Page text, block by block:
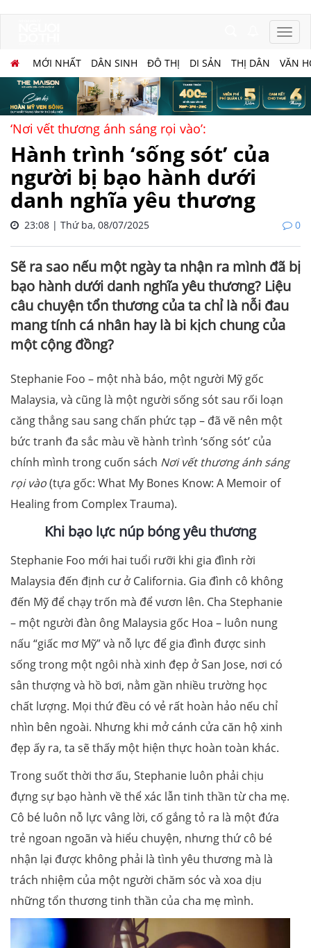
MỚI NHẤT DÂN SINH ĐÔ THỊ DI SẢN THỊ DÂN VĂN
‘Nơi vết thương ánh sáng rọi vào’:
Hành trình ‘sống sót’ của
người bị bạo hành dưới
danh nghĩa yêu thương
23:08 | Thứ ba, 08/07/2025 0
Sẽ ra sao nếu một ngày ta nhận ra mình đã bị
bạo hành dưới danh nghĩa yêu thương? Liệu
câu chuyện tổn thương của ta chỉ là nỗi đau
mang tính cá nhân hay là bi kịch chung của
một cộng đồng?
Stephanie Foo – một nhà báo, một người Mỹ gốc
Malaysia, và cũng là một người sống sót sau rối loạn
căng thẳng sau sang chấn phức tạp – đã vẽ nên một
bức tranh đa sắc màu về hành trình ‘sống sót’ của
chính mình trong cuốn sách Nơi vết thương ánh sáng
rọi vào(tựa gốc: What My Bones Know: A Memoir of
Healing from Complex Trauma).
Khi bạo lực núp bóng yêu thương
Stephanie Foo mới hai tuổi rưỡi khi gia đình rời
Malaysia đến định cư ở California. Gia đình cô không
đến Mỹ để chạy trốn mà để vươn lên. Cha Stephanie
– một người đàn ông Malaysia gốc Hoa – luôn nung
nấu “giấc mơ Mỹ” và nỗ lực để gia đình được sinh
sống trong một ngôi nhà xinh đẹp ở San Jose, nơi có
sân thượng và hồ bơi, nằm gần nhiều trường học
chất lượng. Mọi thứ đều có vẻ rất hoàn hảo nếu chỉ
nhìn bên ngoài. Nhưng khi mở cánh cửa căn hộ xinh
đẹp ấy ra, ta sẽ thấy một hiện thực hoàn toàn khác.
Trong suốt thời thơ ấu, Stephanie luôn phải chịu
đựng sự bạo hành về thể xác lẫn tinh thần từ cha mẹ.
Cô bé luôn nỗ lực vâng lời, cố gắng tỏ ra là một đứa
trẻ ngoan ngoãn và hiểu chuyện, nhưng thứ cô bé
nhận lại được không phải là tình yêu thương mà là
trách nhiệm của một người chăm sóc và xoa dịu
những tổn thương tinh thần của cha mẹ mình.